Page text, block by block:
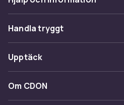
Vanliga frågor
Spåra paket
Ångra & Returnera här
Kundservice
Handla tryggt
Betalning
Leverans
Upptäck
Kategorier
Varumärken
Om CDON